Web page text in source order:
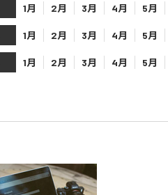
1月 2月 3月 4月 5月
1月 2月 3月 4月 5月
1月 2月 3月 4月 5月